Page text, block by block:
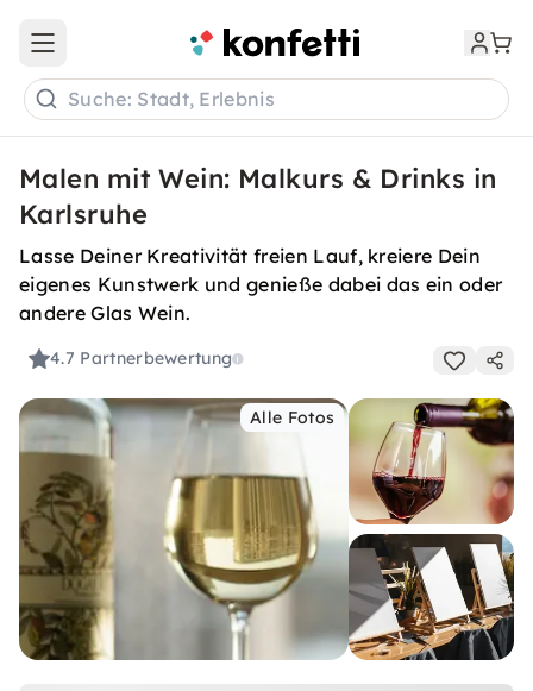
Open main menu
Suche: Stadt, Erlebnis
Malen mit Wein: Malkurs & Drinks in
Karlsruhe
Lasse Deiner Kreativität freien Lauf, kreiere Dein
eigenes Kunstwerk und genieße dabei das ein oder
andere Glas Wein.
4.7 Partnerbewertung
Alle Fotos